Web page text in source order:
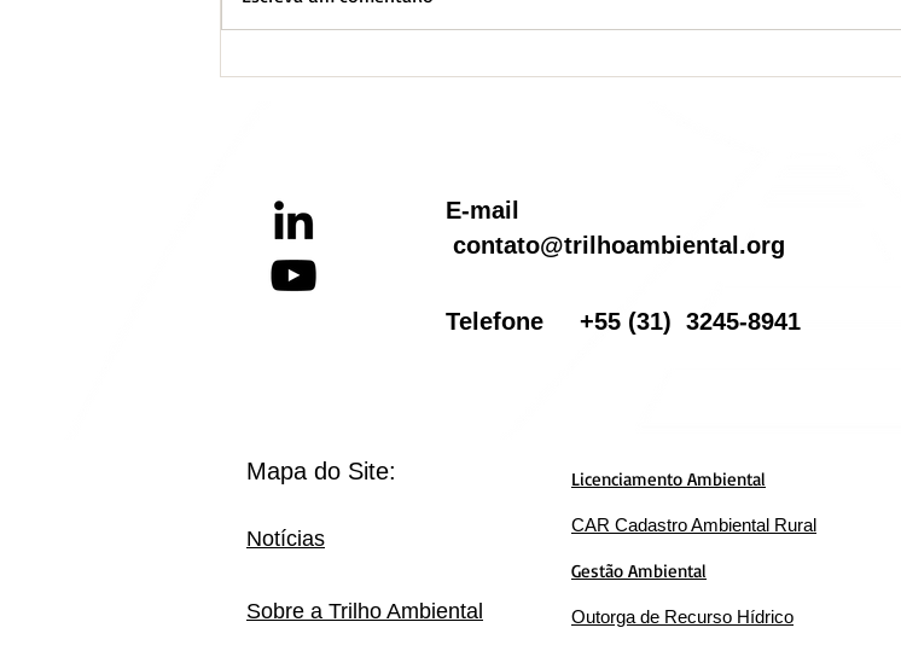
E-mail
contato@trilhoambiental.org
Telefone +55 (31) 3245-8941
Sobre a Trilho Ambiental
Notícias
Mapa do Site: Licenciamento Ambiental
CAR Cadastro Ambiental Rural
Gestão Ambiental
Outorga de Recurso Hídrico